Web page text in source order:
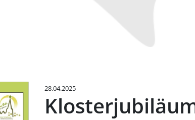
28.04.2025